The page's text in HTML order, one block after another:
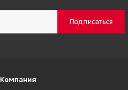
Компания